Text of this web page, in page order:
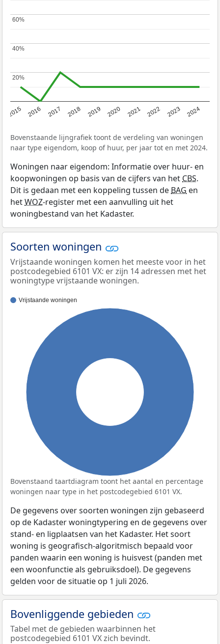
2015 2016 2017 2018 2019 2020 2021 2022 2023 2024
20%
20%
40%
40%
60%
60%
Bovenstaande lijngrafiek toont de verdeling van woningen
naar type eigendom, koop of huur, per jaar tot en met 2024.
Woningen naar eigendom: Informatie over huur- en
koopwoningen op basis van de cijfers van het CBS.
Dit is gedaan met een koppeling tussen de BAG en
hetWOZ-register met een aanvulling uit het
woningbestand van het Kadaster.
Soorten woningen
Vrijstaande woningen komen het meeste voor in het
postcodegebied 6101 VX: er zijn 14 adressen met het
woningtype vrijstaande woningen.
Vrijstaande woningen
Bovenstaand taartdiagram toont het aantal en percentage
woningen naar type in het postcodegebied 6101 VX.
De gegevens over soorten woningen zijn gebaseerd
op de Kadaster woningtypering en de gegevens over
stand- en ligplaatsen van het Kadaster. Het soort
woning is geografisch-algoritmisch bepaald voor
panden waarin een woning is huisvest (panden met
een woonfunctie als gebruiksdoel). De gegevens
gelden voor de situatie op 1 juli 2026.
Bovenliggende gebieden
Tabel met de gebieden waarbinnen het
postcodegebied 6101 VX zich bevindt.